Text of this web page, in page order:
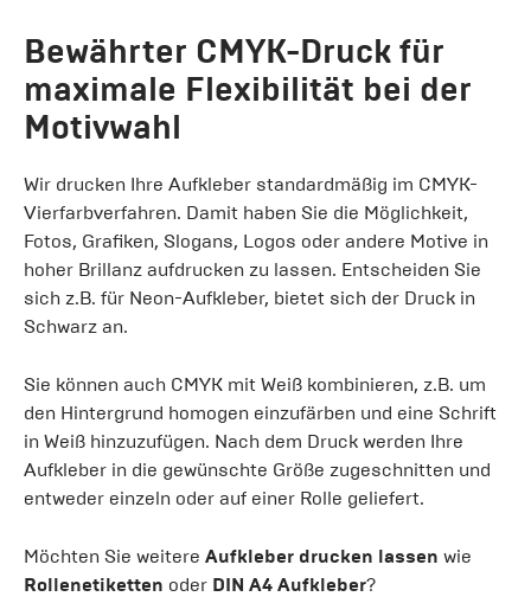
Bewährter CMYK-Druck für
maximale Flexibilität bei der
Motivwahl
Wir drucken Ihre Aufkleber standardmäßig im CMYK-
Vierfarbverfahren. Damit haben Sie die Möglichkeit,
Fotos, Grafiken, Slogans, Logos oder andere Motive in
hoher Brillanz aufdrucken zu lassen. Entscheiden Sie
sich z.B. für Neon-Aufkleber, bietet sich der Druck in
Schwarz an.
Sie können auch CMYK mit Weiß kombinieren, z.B. um
den Hintergrund homogen einzufärben und eine Schrift
in Weiß hinzuzufügen. Nach dem Druck werden Ihre
Aufkleber in die gewünschte Größe zugeschnitten und
entweder einzeln oder auf einer Rolle geliefert.
Möchten Sie weitere Aufkleber drucken lassen wie
Rollenetiketten oder DIN A4 Aufkleber?